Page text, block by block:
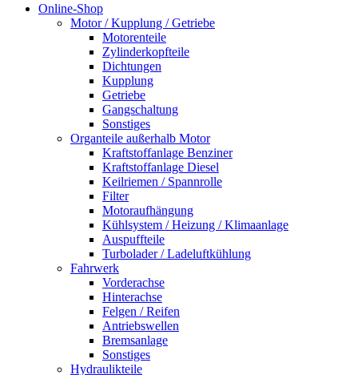
Online-Shop
Motor / Kupplung / Getriebe
Motorenteile
Zylinderkopfteile
Dichtungen
Kupplung
Getriebe
Gangschaltung
Sonstiges
Organteile außerhalb Motor
Kraftstoffanlage Benziner
Kraftstoffanlage Diesel
Keilriemen / Spannrolle
Filter
Motoraufhängung
Kühlsystem / Heizung / Klimaanlage
Auspuffteile
Turbolader / Ladeluftkühlung
Fahrwerk
Vorderachse
Hinterachse
Felgen / Reifen
Antriebswellen
Bremsanlage
Sonstiges
Hydraulikteile